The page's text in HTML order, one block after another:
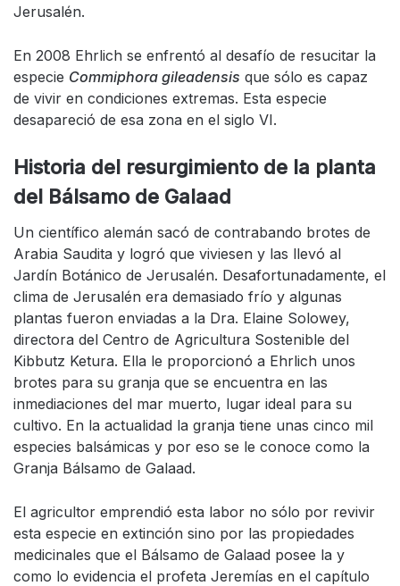
Jerusalén.
En 2008 Ehrlich se enfrentó al desafío de resucitar la
especie Commiphora gileadensis que sólo es capaz
de vivir en condiciones extremas. Esta especie
desapareció de esa zona en el siglo VI.
Historia del resurgimiento de la planta
del Bálsamo de Galaad
Un científico alemán sacó de contrabando brotes de
Arabia Saudita y logró que viviesen y las llevó al
Jardín Botánico de Jerusalén. Desafortunadamente, el
clima de Jerusalén era demasiado frío y algunas
plantas fueron enviadas a la Dra. Elaine Solowey,
directora del Centro de Agricultura Sostenible del
Kibbutz Ketura. Ella le proporcionó a Ehrlich unos
brotes para su granja que se encuentra en las
inmediaciones del mar muerto, lugar ideal para su
cultivo. En la actualidad la granja tiene unas cinco mil
especies balsámicas y por eso se le conoce como la
Granja Bálsamo de Galaad.
El agricultor emprendió esta labor no sólo por revivir
esta especie en extinción sino por las propiedades
medicinales que el Bálsamo de Galaad posee la y
como lo evidencia el profeta Jeremías en el capítulo